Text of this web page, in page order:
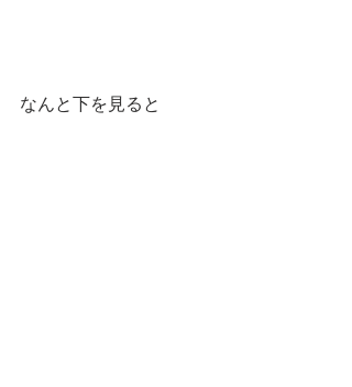
なんと下を見ると